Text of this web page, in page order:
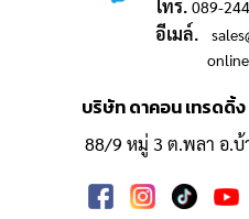
โทร. 089-
อีเมล์.
บริษัท ดาคอน เทรดดิ้
88/9 หมู่ 3 ต.พลา อ.บ้